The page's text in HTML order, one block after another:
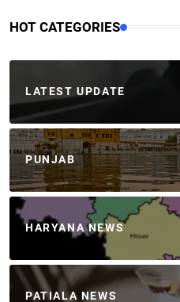
HOT CATEGORIES
LATEST UPDATE
PUNJAB
HARYANA NEWS
PATIALA NEWS